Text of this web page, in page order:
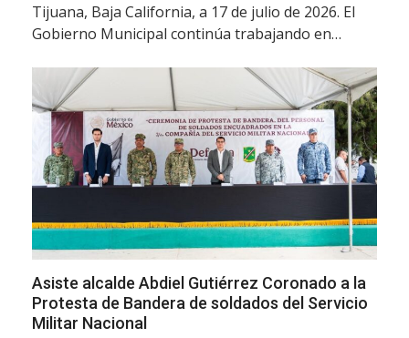
Tijuana, Baja California, a 17 de julio de 2026. El
Gobierno Municipal continúa trabajando en…
Asiste alcalde Abdiel Gutiérrez Coronado a la
Protesta de Bandera de soldados del Servicio
Militar Nacional